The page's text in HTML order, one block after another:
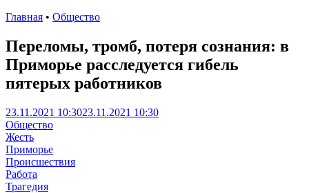
Главная • Общество
Переломы, тромб, потеря сознания: в
Приморье расследуется гибель
пятерых работников
23.11.2021 10:3023.11.2021 10:30
Общество
Жесть
Приморье
Происшествия
Работа
Трагедия